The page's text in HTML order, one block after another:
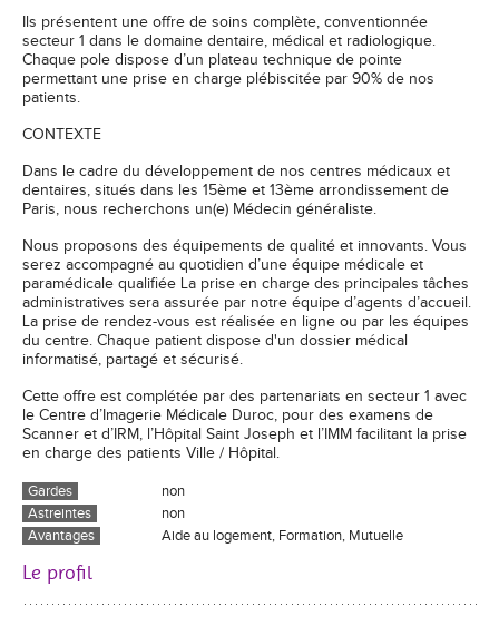
Ils présentent une offre de soins complète, conventionnée
secteur 1 dans le domaine dentaire, médical et radiologique.
Chaque pole dispose d’un plateau technique de pointe
permettant une prise en charge plébiscitée par 90% de nos
patients.
CONTEXTE
Dans le cadre du développement de nos centres médicaux et
dentaires, situés dans les 15ème et 13ème arrondissement de
Paris, nous recherchons un(e) Médecin généraliste.
Nous proposons des équipements de qualité et innovants. Vous
serez accompagné au quotidien d’une équipe médicale et
paramédicale qualifiée La prise en charge des principales tâches
administratives sera assurée par notre équipe d’agents d’accueil.
La prise de rendez-vous est réalisée en ligne ou par les équipes
du centre. Chaque patient dispose d'un dossier médical
informatisé, partagé et sécurisé.
Cette offre est complétée par des partenariats en secteur 1 avec
le Centre d’Imagerie Médicale Duroc, pour des examens de
Scanner et d’IRM, l’Hôpital Saint Joseph et l’IMM facilitant la prise
en charge des patients Ville / Hôpital.
Gardes
non
Astreintes
non
Avantages
Aide au logement, Formation, Mutuelle
Le profil